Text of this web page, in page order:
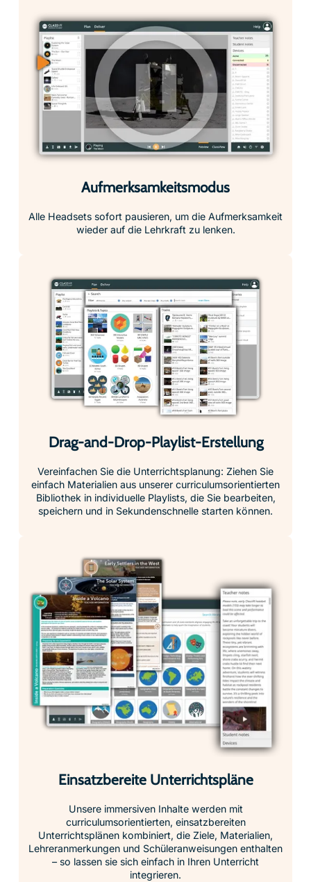
Aufmerksamkeitsmodus
Alle Headsets sofort pausieren, um die Aufmerksamkeit
wieder auf die Lehrkraft zu lenken.
Drag-and-Drop-Playlist-Erstellung
Vereinfachen Sie die Unterrichtsplanung: Ziehen Sie
einfach Materialien aus unserer curriculumsorientierten
Bibliothek in individuelle Playlists, die Sie bearbeiten,
speichern und in Sekundenschnelle starten können.
Einsatzbereite Unterrichtspläne
Unsere immersiven Inhalte werden mit
curriculumsorientierten, einsatzbereiten
Unterrichtsplänen kombiniert, die Ziele, Materialien,
Lehreranmerkungen und Schüleranweisungen enthalten
– so lassen sie sich einfach in Ihren Unterricht
integrieren.